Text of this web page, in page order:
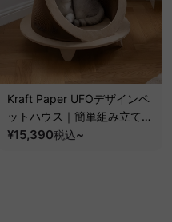
Kraft Paper UFOデザインペ
ットハウス｜簡単組み立て通
気性に優れたユニークデザイ
¥15,390税込~